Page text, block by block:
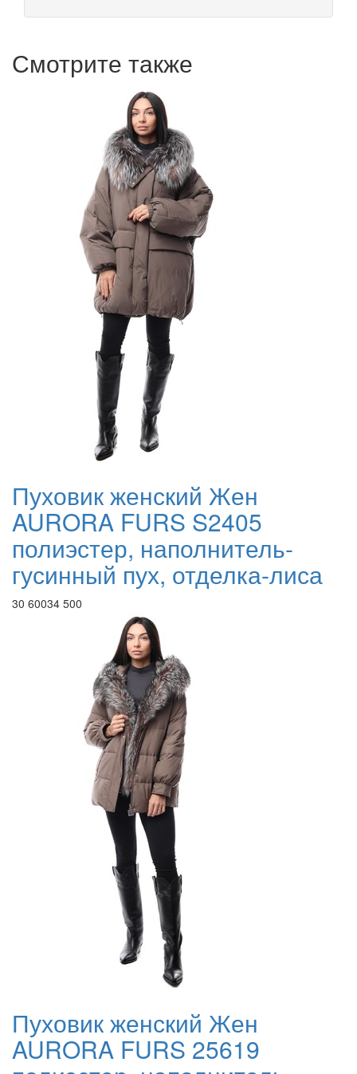
Смотрите также
Пуховик женский Жен
AURORA FURS S2405
полиэстер, наполнитель-
гусинный пух, отделка-лиса
30 60034 500
Пуховик женский Жен
AURORA FURS 25619